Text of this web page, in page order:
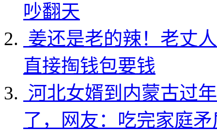
吵翻天
姜还是老的辣！老丈
直接掏钱包要钱
河北女婿到内蒙古过
了，网友：吃完家庭